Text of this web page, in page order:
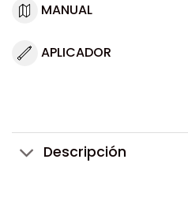
MANUAL
APLICADOR
Descripción